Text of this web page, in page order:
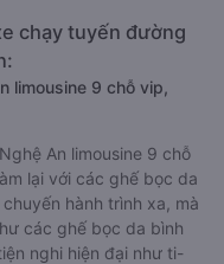
chạy tuyến đường
limousine 9 chỗ vip,
An limousine 9 chỗ
lại với các ghế bọc da
hành trình xa, mà
các ghế bọc da bình
nghi hiện đại như ti-